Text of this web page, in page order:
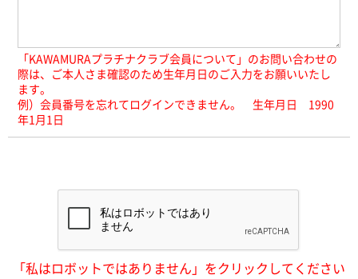
「KAWAMURAプラチナクラブ会員について」のお問い合わせの
際は、ご本人さま確認のため生年月日のご入力をお願いいたし
ます。
例）会員番号を忘れてログインできません。 生年月日 1990
年1月1日
「私はロボットではありません」をクリックしてください